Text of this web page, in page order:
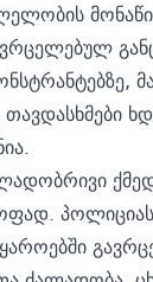
თავდასხმები